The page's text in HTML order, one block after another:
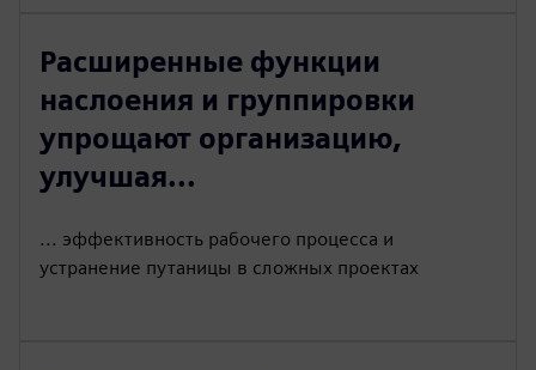
Расширенные функции
наслоения и группировки
упрощают организацию,
улучшая...
... эффективность рабочего процесса и
устранение путаницы в сложных проектах